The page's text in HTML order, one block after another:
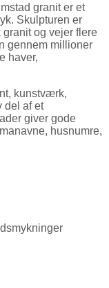
granit er et
Skulpturen er
og vejer flere
gennem millioner
haver,
kunstværk,
del af et
giver gode
husnumre,